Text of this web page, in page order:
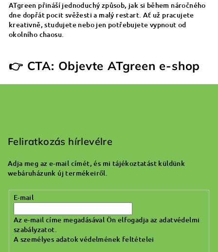
ATgreen přináší jednoduchý způsob, jak si během náročného
dne dopřát pocit svěžesti a malý restart. Ať už pracujete
kreativně, studujete nebo jen potřebujete vypnout od
okolního chaosu.
👉 CTA: Objevte ATgreen e-shop
Feliratkozás hírlevélre
Adja meg az e-mail címét, és mi tájékoztatást küldünk
webáruházunk új termékeiről.
E-mail
Az e-mail címe megadásával Ön elfogadja az adatvédelmi
szabályzatot.
A személyes adatok védelmének feltételei